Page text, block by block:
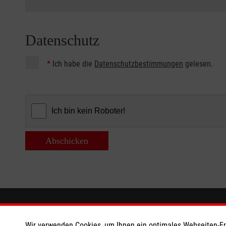
Datenschutz
* Ich habe die Datenschutzbestimmungen gelesen.
Abschicken